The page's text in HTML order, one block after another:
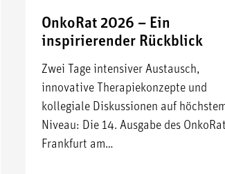
OnkoRat 2026 – Ein
inspirierender Rückblick
Zwei Tage intensiver Austausch,
innovative Therapiekonzepte und
kollegiale Diskussionen auf
Niveau: Die 14. Ausgabe des
Frankfurt am…